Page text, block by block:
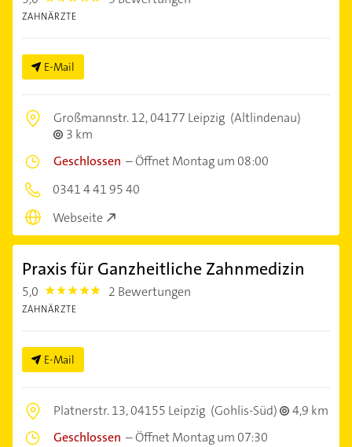
ZAHNÄRZTE
E-Mail
Großmannstr. 12,04177 Leipzig (Altlindenau)
3 km
Geschlossen –Öffnet Montag um 08:00
0341 4 41 95 40
Webseite
Praxis für Ganzheitliche Zahnmedizin
5,0 5.0 2 Bewertungen
ZAHNÄRZTE
E-Mail
Platnerstr. 13,04155 Leipzig (Gohlis-Süd)
4,9 km
Geschlossen –Öffnet Montag um 07:30